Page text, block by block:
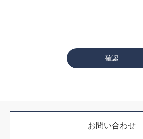
お問い合わせ